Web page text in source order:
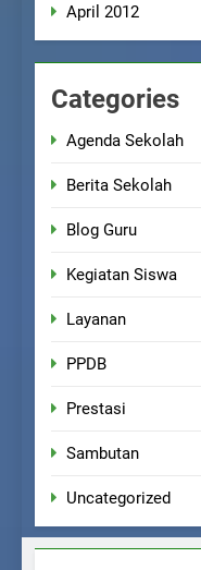
April 2012
Categories
Agenda Sekolah
Berita Sekolah
Blog Guru
Kegiatan Siswa
Layanan
PPDB
Prestasi
Sambutan
Uncategorized